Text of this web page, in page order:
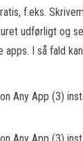
f.eks.
udførligt og
I så fald